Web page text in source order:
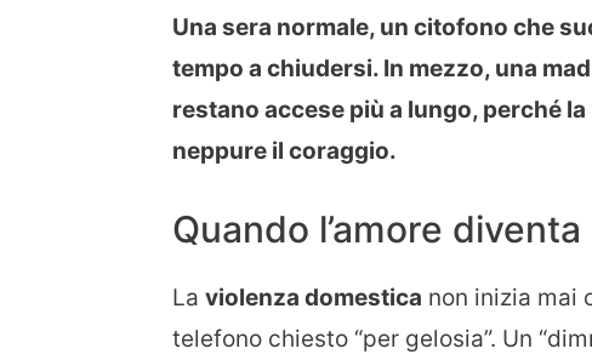
Una sera normale, un citofono che
tempo a chiudersi. In mezzo, una
restano accese più a lungo, perché
neppure il coraggio.
Quando l’amore
La violenza domestica non inizia mai
telefono chiesto “per gelosia”. Un